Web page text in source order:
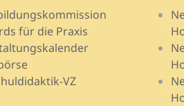
für die Praxis
VZ